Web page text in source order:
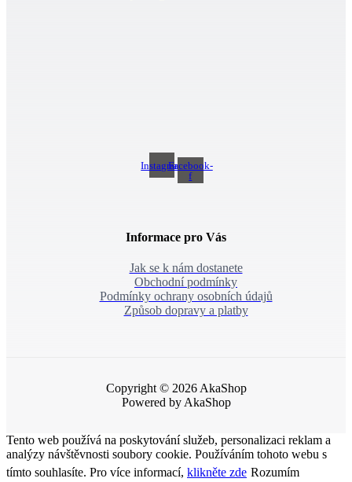
InstagramFacebook-
f
Informace pro Vás
Jak se k nám dostanete
Obchodní podmínky
Podmínky ochrany osobních údajů
Způsob dopravy a platby
Copyright © 2026 AkaShop
Powered by AkaShop
Tento web používá na poskytování služeb, personalizaci reklam a
analýzy návštěvnosti soubory cookie. Používáním tohoto webu s
tímto souhlasíte. Pro více informací, klikněte zde Rozumím